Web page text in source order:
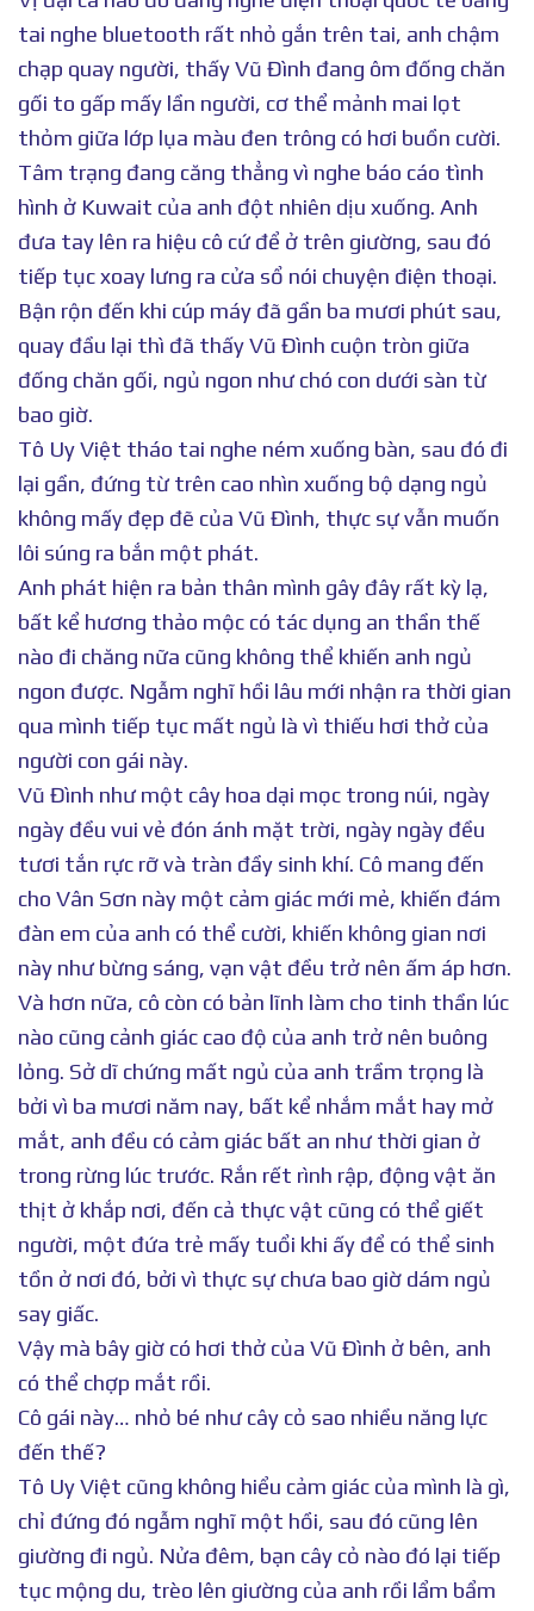
tai nghe bluetooth rất nhỏ gắn trên tai, anh chậm
chạp quay người, thấy Vũ Đình đang ôm đống chăn
gối to gấp mấy lần người, cơ thể mảnh mai lọt
thỏm giữa lớp lụa màu đen trông có hơi buồn cười.
Tâm trạng đang căng thẳng vì nghe báo cáo tình
hình ở Kuwait của anh đột nhiên dịu xuống. Anh
đưa tay lên ra hiệu cô cứ để ở trên giường, sau đó
tiếp tục xoay lưng ra cửa sổ nói chuyện điện thoại.
Bận rộn đến khi cúp máy đã gần ba mươi phút sau,
quay đầu lại thì đã thấy Vũ Đình cuộn tròn giữa
đống chăn gối, ngủ ngon như chó con dưới sàn từ
bao giờ.
Tô Uy Việt tháo tai nghe ném xuống bàn, sau đó đi
lại gần, đứng từ trên cao nhìn xuống bộ dạng ngủ
không mấy đẹp đẽ của Vũ Đình, thực sự vẫn muốn
lôi súng ra bắn một phát.
Anh phát hiện ra bản thân mình gây đây rất kỳ lạ,
bất kể hương thảo mộc có tác dụng an thần thế
nào đi chăng nữa cũng không thể khiến anh ngủ
ngon được. Ngẫm nghĩ hồi lâu mới nhận ra thời gian
qua mình tiếp tục mất ngủ là vì thiếu hơi thở của
người con gái này.
Vũ Đình như một cây hoa dại mọc trong núi, ngày
ngày đều vui vẻ đón ánh mặt trời, ngày ngày đều
tươi tắn rực rỡ và tràn đầy sinh khí. Cô mang đến
cho Vân Sơn này một cảm giác mới mẻ, khiến đám
đàn em của anh có thể cười, khiến không gian nơi
này như bừng sáng, vạn vật đều trở nên ấm áp hơn.
Và hơn nữa, cô còn có bản lĩnh làm cho tinh thần lúc
nào cũng cảnh giác cao độ của anh trở nên buông
lỏng. Sở dĩ chứng mất ngủ của anh trầm trọng là
bởi vì ba mươi năm nay, bất kể nhắm mắt hay mở
mắt, anh đều có cảm giác bất an như thời gian ở
trong rừng lúc trước. Rắn rết rình rập, động vật ăn
thịt ở khắp nơi, đến cả thực vật cũng có thể giết
người, một đứa trẻ mấy tuổi khi ấy để có thể sinh
tồn ở nơi đó, bởi vì thực sự chưa bao giờ dám ngủ
say giấc.
Vậy mà bây giờ có hơi thở của Vũ Đình ở bên, anh
có thể chợp mắt rồi.
Cô gái này… nhỏ bé như cây cỏ sao nhiều năng lực
đến thế?
Tô Uy Việt cũng không hiểu cảm giác của mình là gì,
chỉ đứng đó ngẫm nghĩ một hồi, sau đó cũng lên
giường đi ngủ. Nửa đêm, bạn cây cỏ nào đó lại tiếp
tục mộng du, trèo lên giường của anh rồi lẩm bẩm